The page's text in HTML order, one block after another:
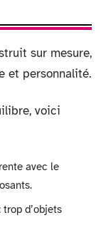
sur mesure,
et personnalité.
voici
avec le
d’objets